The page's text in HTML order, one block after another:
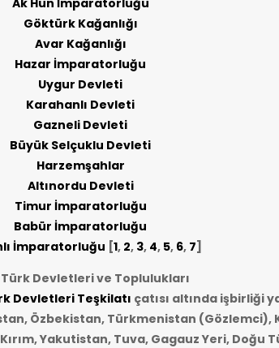
Göktürk Kağanlığı
Avar Kağanlığı
Hazar İmparatorluğu
Uygur Devleti
Karahanlı Devleti
Gazneli Devleti
Büyük Selçuklu Devleti
Harzemşahlar
Altınordu Devleti
Timur İmparatorluğu
Babür İmparatorluğu
İmparatorluğu [1, 2, 3, 4, 5, 6, 7]
Devletleri ve Toplulukları
Devletleri Teşkilatı çatısı altında işbirliği
Özbekistan, Türkmenistan (Gözlemci),
Yakutistan, Tuva, Gagauz Yeri, Doğu